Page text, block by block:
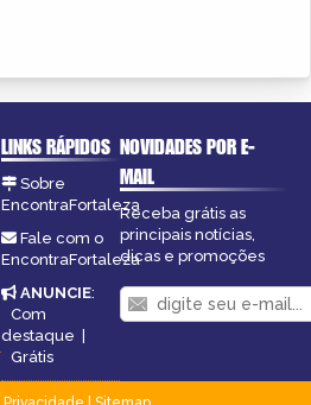
LINKS RÁPIDOS
Sobre
EncontraFortaleza
Fale com o
EncontraFortaleza
ANUNCIE:
Com
destaque
Grátis
NOVIDADES POR E-
MAIL
Receba grátis as
principais notícias,
dicas e promoções